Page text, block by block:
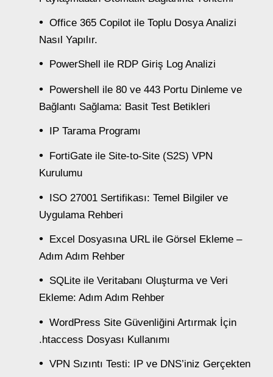
Office 365 Copilot ile Toplu Dosya Analizi
Nasıl Yapılır.
PowerShell ile RDP Giriş Log Analizi
Powershell ile 80 ve 443 Portu Dinleme ve
Bağlantı Sağlama: Basit Test Betikleri
IP Tarama Programı
FortiGate ile Site-to-Site (S2S) VPN
Kurulumu
ISO 27001 Sertifikası: Temel Bilgiler ve
Uygulama Rehberi
Excel Dosyasına URL ile Görsel Ekleme –
Adım Adım Rehber
SQLite ile Veritabanı Oluşturma ve Veri
Ekleme: Adım Adım Rehber
WordPress Site Güvenliğini Artırmak İçin
.htaccess Dosyası Kullanımı
VPN Sızıntı Testi: IP ve DNS’iniz Gerçekten